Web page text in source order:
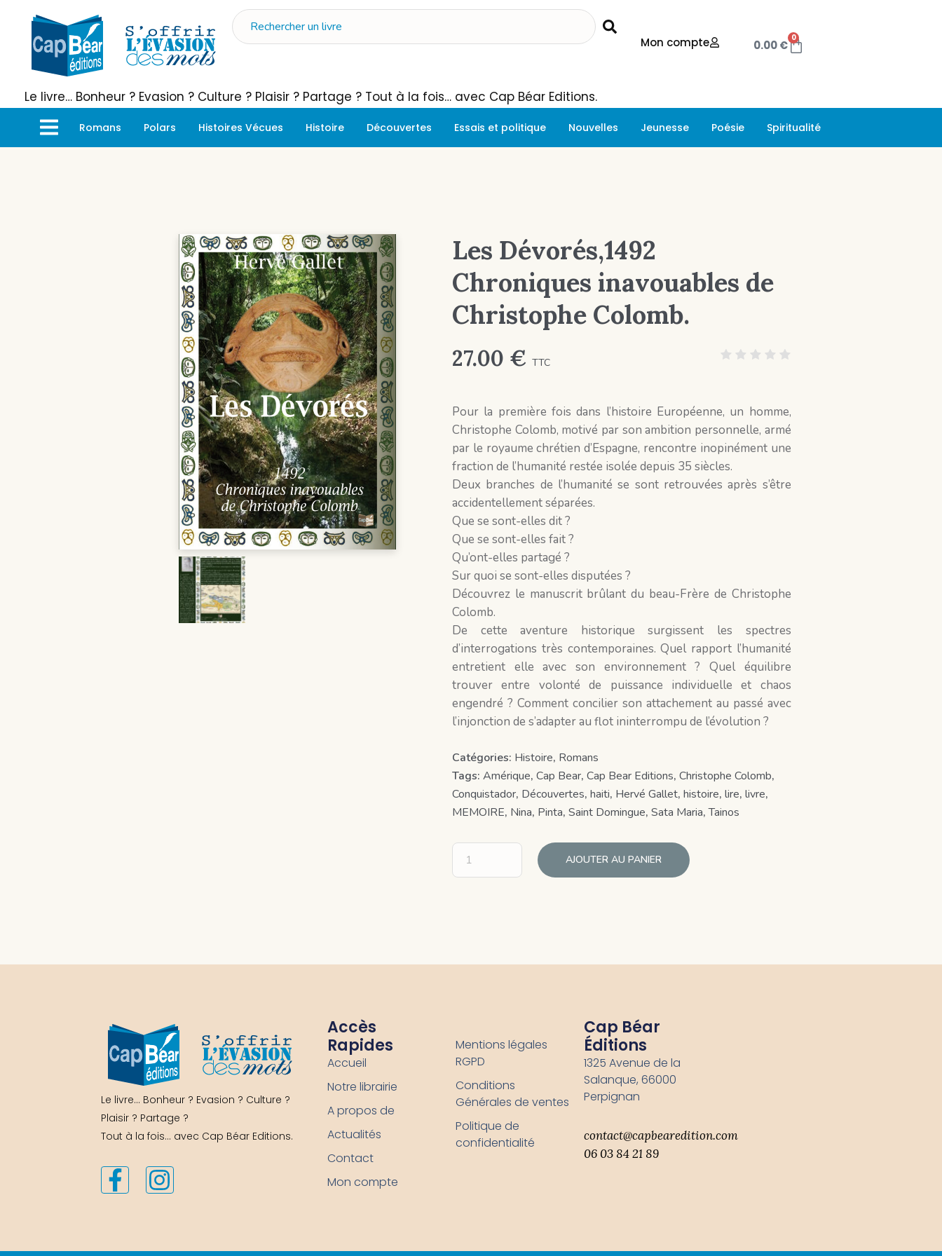
Mon compte 0.00€
0
Le livre… Bonheur ? Evasion ? Culture ? Plaisir ? Partage ? Tout à la fois… avec Cap Béar Editions.
Romans Polars Histoires Vécues Histoire Découvertes Essais et politique Nouvelles Jeunesse Poésie Spiritualité
Les Dévorés,1492
Chroniques inavouables de
Christophe Colomb.
27.00 € TTC
Pour la première fois dans l’histoire Européenne, un homme,
Christophe Colomb, motivé par son ambition personnelle, armé
par le royaume chrétien d’Espagne, rencontre inopinément une
fraction de l’humanité restée isolée depuis 35 siècles.
Deux branches de l’humanité se sont retrouvées après s’être
accidentellement séparées.
Que se sont-elles dit ?
Que se sont-elles fait ?
Qu’ont-elles partagé ?
Sur quoi se sont-elles disputées ?
Découvrez le manuscrit brûlant du beau-Frère de Christophe
Colomb.
De cette aventure historique surgissent les spectres
d’interrogations très contemporaines. Quel rapport l’humanité
entretient elle avec son environnement ? Quel équilibre
trouver entre volonté de puissance individuelle et chaos
engendré ? Comment concilier son attachement au passé avec
l’injonction de s’adapter au flot ininterrompu de l’évolution ?
Catégories: Histoire, Romans
Tags:Amérique,Cap Bear,Cap Bear Editions,Christophe Colomb,
Conquistador, Découvertes,haiti, Hervé Gallet,histoire,lire,livre,
MEMOIRE, Nina, Pinta,Saint Domingue,Sata Maria,Tainos
AJOUTER AU PANIER
Le livre… Bonheur ? Evasion ? Culture ?
Plaisir ? Partage ?
Tout à la fois… avec Cap Béar Editions.
Accès
Rapides
Accueil
Notre librairie
A propos de
Actualités
Contact
Mon compte
Mentions légales
RGPD
Conditions
Générales de ventes
Politique de
confidentialité
Cap Béar
Éditions
1325 Avenue de la
Salanque, 66000
Perpignan
contact@capbearedition.com
06 03 84 21 89